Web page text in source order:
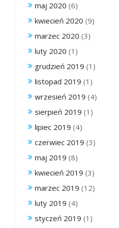
maj 2020 (6)
kwiecień 2020 (9)
marzec 2020 (3)
luty 2020 (1)
grudzień 2019 (1)
listopad 2019 (1)
wrzesień 2019 (4)
sierpień 2019 (1)
lipiec 2019 (4)
czerwiec 2019 (3)
maj 2019 (8)
kwiecień 2019 (3)
marzec 2019 (12)
luty 2019 (4)
styczeń 2019 (1)